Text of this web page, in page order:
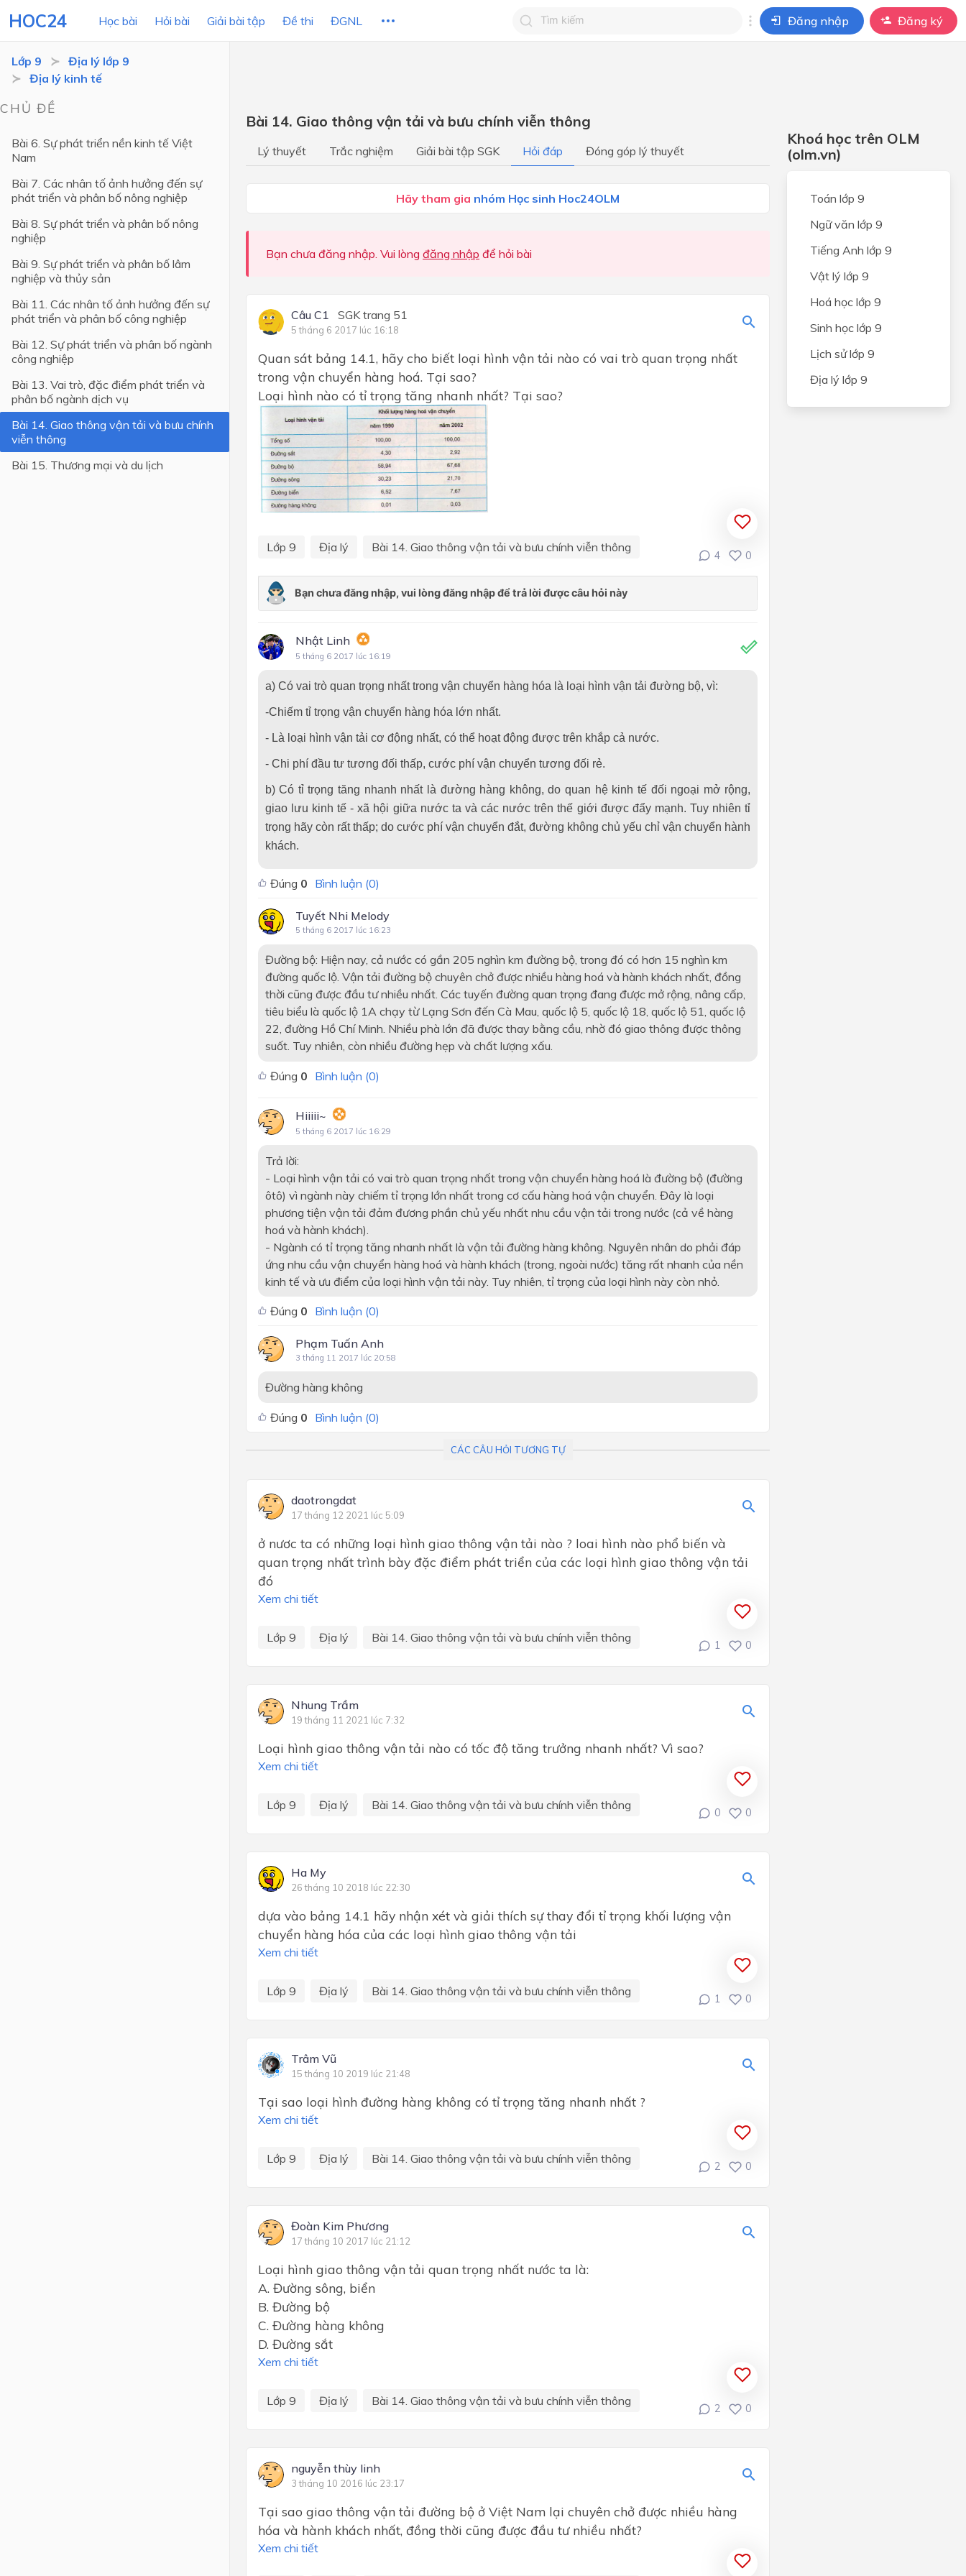
HOC24 Học bài Hỏi bài Giải bài tập Đề thi ĐGNL Đăng nhập Đăng ký
Lớp 12
Lớp 10
Lớp 9
Lớp 7
Lớp 6
Lớp 5
Lớp 4
Lớp 2
Lớp 1
Địa lý kinh tế
Sư phân hóa lãnh thổ
Lớp 9
Địa lý lớp 9
Địa lý kinh tế
CHỦ ĐỀ
Bài 6. Sự phát triển nền kinh tế Việt
Nam
Bài 7. Các nhân tố ảnh hưởng đến sự
phát triển và phân bố nông nghiệp
Bài 8. Sự phát triển và phân bố nông
nghiệp
Bài 9. Sự phát triển và phân bố lâm
nghiệp và thủy sản
Bài 11. Các nhân tố ảnh hưởng đến sự
phát triển và phân bố công nghiệp
Bài 12. Sự phát triển và phân bố ngành
công nghiệp
Bài 13. Vai trò, đặc điểm phát triển và
phân bố ngành dịch vụ
Bài 14. Giao thông vận tải và bưu chính
viễn thông
Bài 15. Thương mại và du lịch
Bài 14. Giao thông vận tải và bưu chính viễn thông
Lý thuyết Trắc nghiệm Giải bài tập SGK Hỏi đáp Đóng góp lý thuyết
Hãy tham gia nhóm Học sinh Hoc24OLM
Bạn chưa đăng nhập. Vui lòng đăng nhập để hỏi bài
Câu C1 SGK trang 51
5 tháng 6 2017 lúc 16:18
Quan sát bảng 14.1, hãy cho biết loại hình vận tải nào có vai trò quan trọng nhất
trong vận chuyển hàng hoá. Tại sao?
Loại hình nào có tỉ trọng tăng nhanh nhất? Tại sao?
Lớp 9 Địa lý Bài 14. Giao thông vận tải và bưu chính viễn thông
4 0
Nhật Linh
5 tháng 6 2017 lúc 16:19
a) Có vai trò quan trọng nhất trong vận chuyển hàng hóa là loại hình vận tải đường bộ, vì:
-Chiếm tỉ trọng vận chuyển hàng hóa lớn nhất.
- Là loại hình vận tải cơ động nhất, có thể hoạt động được trên khắp cả nước.
- Chi phí đầu tư tương đối thấp, cước phí vận chuyển tương đối rẻ.
b) Có tỉ trọng tăng nhanh nhất là đường hàng không, do quan hệ kinh tế đối ngoại mở rộng,
giao lưu kinh tế - xã hội giữa nước ta và các nước trên thế giới được đẩy mạnh. Tuy nhiên tỉ
trọng hãy còn rất thấp; do cước phí vận chuyển đắt, đường không chủ yếu chỉ vận chuyển hành
khách.
Đúng 0 Bình luận (0)
Tuyết Nhi Melody
5 tháng 6 2017 lúc 16:23
Đường bộ: Hiện nay, cả nước có gần 205 nghìn km đường bộ, trong đó có hơn 15 nghìn km
đường quốc lộ. Vận tải đường bộ chuyên chở được nhiều hàng hoá và hành khách nhất, đồng
thời cũng được đầu tư nhiều nhất. Các tuyến đường quan trọng đang được mở rộng, nâng cấp,
tiêu biểu là quốc lộ 1A chạy từ Lạng Sơn đến Cà Mau, quốc lộ 5, quốc lộ 18, quốc lộ 51, quốc lộ
22, đường Hồ Chí Minh. Nhiều phà lớn đã được thay bằng cầu, nhờ đó giao thông được thông
suốt. Tuy nhiên, còn nhiều đường hẹp và chất lượng xấu.
Đúng 0 Bình luận (0)
Hiiiii~
5 tháng 6 2017 lúc 16:29
Trả lời:
- Loại hình vận tải có vai trò quan trọng nhất trong vận chuyển hàng hoá là đường bộ (đường
ôtô) vì ngành này chiếm tỉ trọng lớn nhất trong cơ cấu hàng hoá vận chuyển. Đây là loại
phương tiện vận tải đảm đương phần chủ yếu nhất nhu cầu vận tải trong nước (cả về hàng
hoá và hành khách).
- Ngành có tỉ trọng tăng nhanh nhất là vận tải đường hàng không. Nguyên nhân do phải đáp
ứng nhu cầu vận chuyển hàng hoá và hành khách (trong, ngoài nước) tăng rất nhanh của nền
kinh tế và ưu điểm của loại hình vận tải này. Tuy nhiên, tỉ trọng của loại hình này còn nhỏ.
Đúng 0 Bình luận (0)
Phạm Tuấn Anh
3 tháng 11 2017 lúc 20:58
Đường hàng không
Đúng 0 Bình luận (0)
CÁC CÂU HỎI TƯƠNG TỰ
daotrongdat
17 tháng 12 2021 lúc 5:09
ở nươc ta có những loại hình giao thông vận tải nào ? loai hình nào phổ biến và
quan trọng nhất trình bày đặc điểm phát triển của các loại hình giao thông vận tải
đó
Xem chi tiết
Lớp 9 Địa lý Bài 14. Giao thông vận tải và bưu chính viễn thông
1 0
Nhung Trầm
19 tháng 11 2021 lúc 7:32
Loại hình giao thông vận tải nào có tốc độ tăng trưởng nhanh nhất? Vì sao?
Xem chi tiết
Lớp 9 Địa lý Bài 14. Giao thông vận tải và bưu chính viễn thông
0 0
Ha My
26 tháng 10 2018 lúc 22:30
dựa vào bảng 14.1 hãy nhận xét và giải thích sự thay đổi tỉ trọng khối lượng vận
chuyển hàng hóa của các loại hình giao thông vận tải
Xem chi tiết
Lớp 9 Địa lý Bài 14. Giao thông vận tải và bưu chính viễn thông
1 0
Trâm Vũ
15 tháng 10 2019 lúc 21:48
Tại sao loại hình đường hàng không có tỉ trọng tăng nhanh nhất ?
Xem chi tiết
Lớp 9 Địa lý Bài 14. Giao thông vận tải và bưu chính viễn thông
2 0
Đoàn Kim Phương
17 tháng 10 2017 lúc 21:12
Loại hình giao thông vận tải quan trọng nhất nước ta là:
A. Đường sông, biển
B. Đường bộ
C. Đường hàng không
D. Đường sắt
Xem chi tiết
Lớp 9 Địa lý Bài 14. Giao thông vận tải và bưu chính viễn thông
2 0
nguyễn thùy linh
3 tháng 10 2016 lúc 23:17
Tại sao giao thông vận tải đường bộ ở Việt Nam lại chuyên chở được nhiều hàng
hóa và hành khách nhất, đồng thời cũng được đầu tư nhiều nhất?
Xem chi tiết
Khoá học trên OLM
(olm.vn)
Toán lớp 9
Ngữ văn lớp 9
Tiếng Anh lớp 9
Vật lý lớp 9
Hoá học lớp 9
Sinh học lớp 9
Lịch sử lớp 9
Địa lý lớp 9